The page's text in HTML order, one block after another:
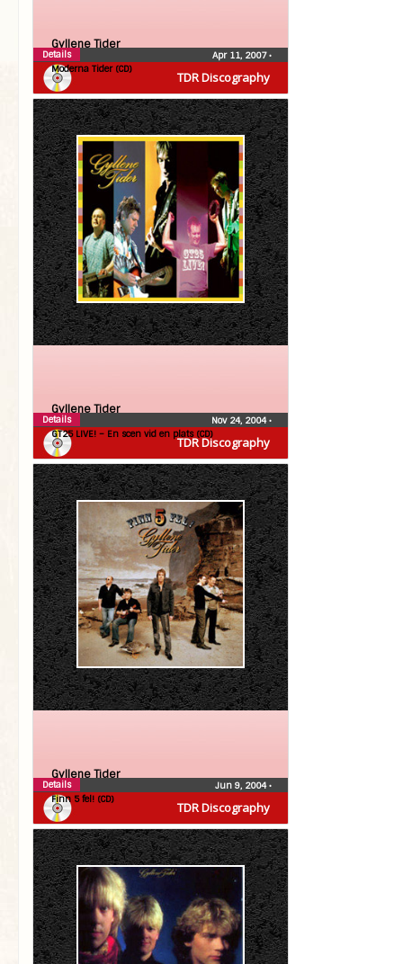
TDR Discography
Gyllene Tider
Moderna Tider (CD)
Apr 11, 2007•
Details
TDR Discography
Gyllene Tider
GT25 LIVE! – En scen vid en plats (CD)
Nov 24, 2004•
Details
TDR Discography
Gyllene Tider
Finn 5 fel! (CD)
Jun 9, 2004•
Details